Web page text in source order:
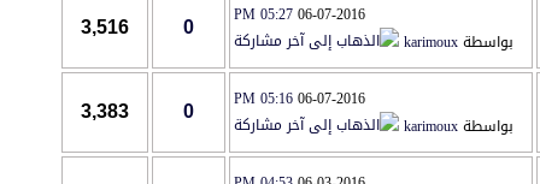
06-07-2016
05:27 PM
بواسطةkarimoux
0
3,516
06-07-2016
05:16 PM
بواسطةkarimoux
0
3,383